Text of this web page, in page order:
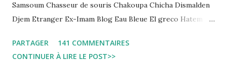
Samsoum Chasseur de souris Chakoupa Chicha Dismalden
Djem Etranger Ex-Imam Blog Eau Bleue El greco Hatem
Leila fi amarikia Little Sarah American girl Massir mots a
dire Mouch ex Mazzika Tun...
PARTAGER
141 COMMENTAIRES
CONTINUER À LIRE LE POST>>